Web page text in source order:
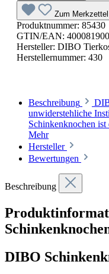
Zum
Produktnummer: 85430
GTIN/EAN:
Hersteller: DIBO
Herstellernummer: 430
Beschreibung
unwiderstehliche
Schinkenknochen
Mehr
Hersteller
Bewertungen
Beschreibung
DIBO